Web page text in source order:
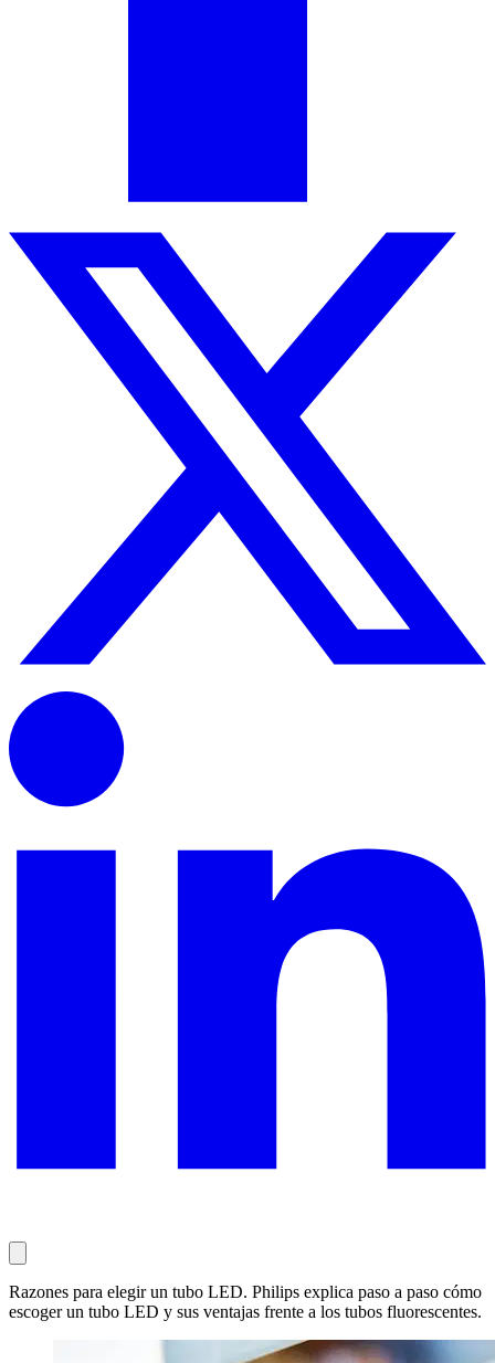
Razones para elegir un tubo LED. Philips explica paso a paso cómo
escoger un tubo LED y sus ventajas frente a los tubos fluorescentes.